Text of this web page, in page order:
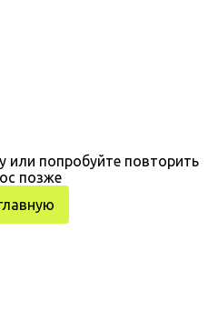
или попробуйте повторить
позже